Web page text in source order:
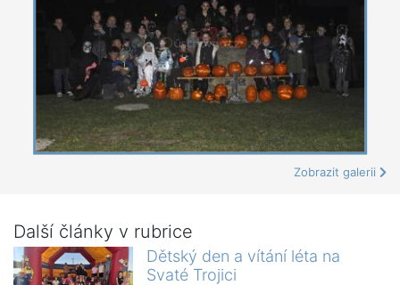
Zobrazit galerii
Další články v rubrice
Dětský den a vítání léta na
Svaté Trojici